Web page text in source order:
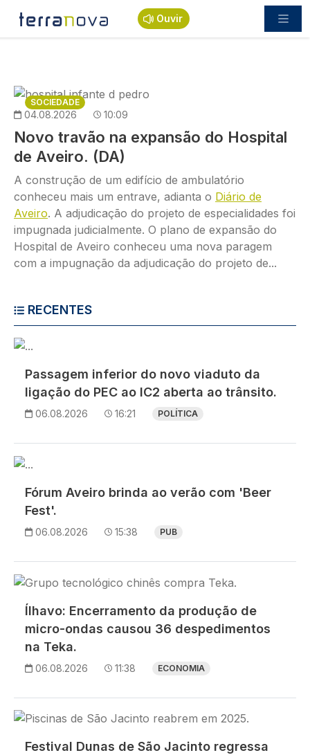
Passar para o conteúdo principal
Ouvir
Imagem
SOCIEDADE
04.08.2026 10:09
Novo travão na expansão do Hospital
de Aveiro. (DA)
A construção de um edifício de ambulatório
conheceu mais um entrave, adianta o Diário de
Aveiro. A adjudicação do projeto de especialidades foi
impugnada judicialmente. O plano de expansão do
Hospital de Aveiro conheceu uma nova paragem
com a impugnação da adjudicação do projeto de...
RECENTES
Imagem
Passagem inferior do novo viaduto da
ligação do PEC ao IC2 aberta ao trânsito.
06.08.2026 16:21 POLÍTICA
Imagem
Fórum Aveiro brinda ao verão com 'Beer
Fest'.
06.08.2026 15:38 PUB
Imagem
Ílhavo: Encerramento da produção de
micro-ondas causou 36 despedimentos
na Teka.
06.08.2026 11:38 ECONOMIA
Imagem
Festival Dunas de São Jacinto regressa